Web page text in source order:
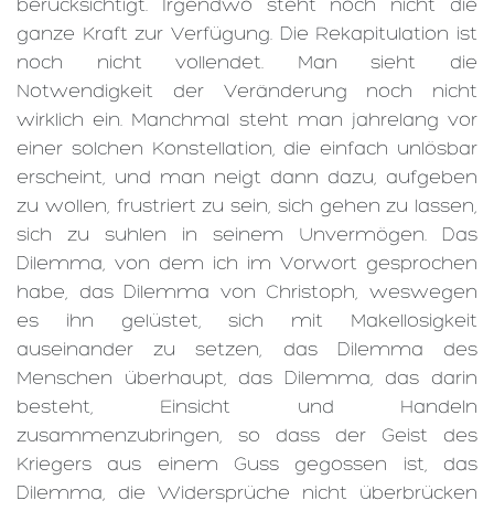
berücksichtigt. Irgendwo steht noch nicht die
ganze Kraft zur Verfügung. Die Rekapitulation ist
noch nicht vollendet. Man sieht die
Notwendigkeit der Veränderung noch nicht
wirklich ein. Manchmal steht man jahrelang vor
einer solchen Konstellation, die einfach unlösbar
erscheint, und man neigt dann dazu, aufgeben
zu wollen, frustriert zu sein, sich gehen zu lassen,
sich zu suhlen in seinem Unvermögen. Das
Dilemma, von dem ich im Vorwort gesprochen
habe, das Dilemma von Christoph, weswegen
es ihn gelüstet, sich mit Makellosigkeit
auseinander zu setzen, das Dilemma des
Menschen überhaupt, das Dilemma, das darin
besteht, Einsicht und Handeln
zusammenzubringen, so dass der Geist des
Kriegers aus einem Guss gegossen ist, das
Dilemma, die Widersprüche nicht überbrücken